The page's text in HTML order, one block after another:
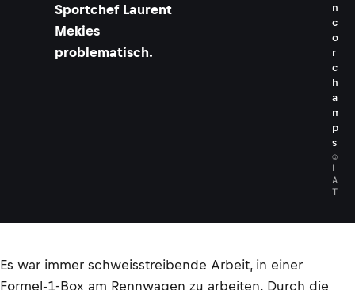
Sportchef Laurent
Mekies
problematisch.
n
c
o
r
c
h
a
m
p
s
©
L
A
T
Es war immer schweisstreibende Arbeit, in einer
Formel-1-Box am Rennwagen zu arbeiten. Durch die